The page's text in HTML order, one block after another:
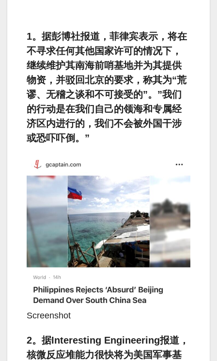
1。据彭博社报道，菲律宾表示，将在
不寻求任何其他国家许可的情况下，
继续维护其南海前哨基地并为其提供
物资，并驳回北京的要求，称其为“荒
谬、无稽之谈和不可接受的”。”我们
的行动是在我们自己的领海和专属经
济区内进行的，我们不会被外国干涉
或恐吓吓倒。”
Screenshot
2。据Interesting Engineering报道，
核微反应堆能力很快将为美国军事基